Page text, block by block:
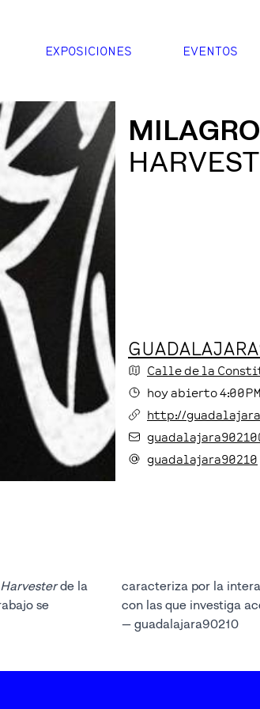
EXPOSICIONES EVENTOS
Calle de la
hoyabierto4:00PM
http://
guadalajara90210
Harvesterde la
se
caracteriza por la interacción entre diferentes disciplinas
con las que investiga
— guadalajara90210